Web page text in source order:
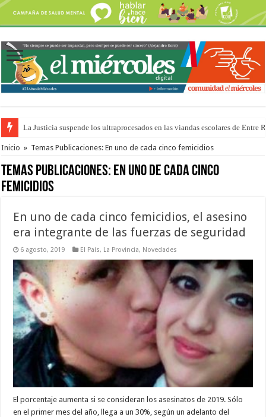
La Justicia suspende los ultraprocesados en las viandas escolares de Entre
Se presentará la obra “La Runfla de los Macanos”
Inicio » Temas Publicaciones: En uno de cada cinco femicidios
Temas Publicaciones: En uno de cada cinco
femicidios
En uno de cada cinco femicidios, el asesino
era integrante de las fuerzas de seguridad
6 agosto, 2019 El País, La Provincia, Novedades
El porcentaje aumenta si se consideran los asesinatos de 2019. Sólo
en el primer mes del año, llega a un 30%, según un adelanto del